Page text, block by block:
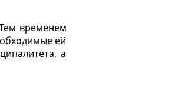
временем
ей
а